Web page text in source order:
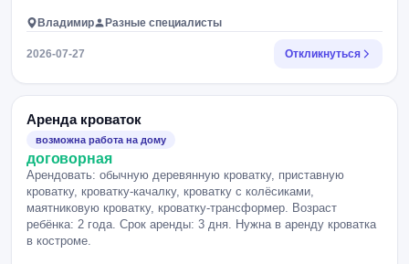
Владимир Разные специалисты
2026-07-27 Откликнуться
Аренда кроваток
возможна работа на дому
договорная
Арендовать: обычную деревянную кроватку, приставную
кроватку, кроватку-качалку, кроватку с колёсиками,
маятниковую кроватку, кроватку-трансформер. Возраст
ребёнка: 2 года. Срок аренды: 3 дня. Нужна в аренду кроватка
в костроме.